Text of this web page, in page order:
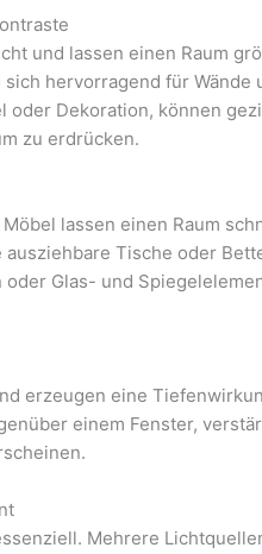
und lassen einen Raum
hervorragend für Wände
oder Dekoration, können
zu erdrücken.
lassen einen Raum
Tische oder
Glas- und
erzeugen eine
einem Fenster,
Mehrere